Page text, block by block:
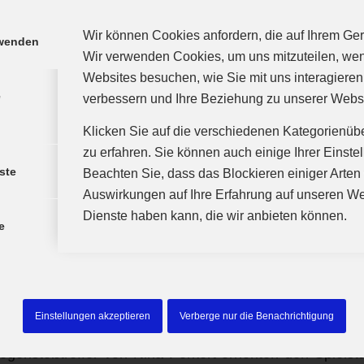
Wir können Cookies anfordern, die auf Ihrem
Wir verwenden Cookies, um uns mitzuteilen,
Websites besuchen, wie Sie mit uns
verbessern und Ihre Beziehung zu unserer
Klicken Sie auf die verschiedenen
zu erfahren. Sie können auch einige Ihrer
Beachten Sie, dass das Blockieren einiger
Auswirkungen auf Ihre Erfahrung auf unseren
Dienste haben kann, die wir anbieten können.
Einstellungen akzeptieren Verberge nur die Benachrichtigung
des Vortages wollten die Damen ihre
Rebayhalle einen Heimsieg einfahren. Selina
aber da die Trainer mit allen drei
Den Vortritt bekam diesmal Elena Hoffmann
auf eine variable und engagierte Deckung
Treffer der Partie zur Führung, doch Tore von
Réka Kovàcs und Martina Jahn brachten die
der Post SV wenig Mittel gegen die Günzburger
Halbzeit. Ein weiteres Tor der diesmal erfolgreichsten
von Nina Porkert erhöhten den